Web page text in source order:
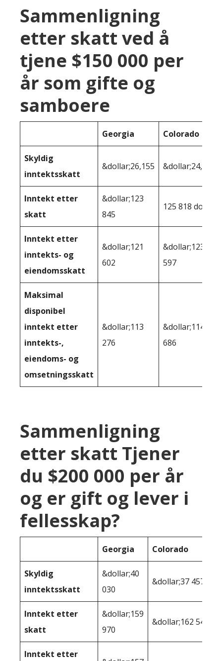
Sammenligning
etter skatt ved å
tjene $150 000 per
år som gifte og
samboere
Georgia Colorado
Skyldig
inntektsskatt
&dollar;26,155 &dollar;24,182
Inntekt etter
skatt
&dollar;123
845
125 818 dollar
Inntekt etter
inntekts- og
eiendomsskatt
&dollar;121
602
&dollar;123
597
Maksimal
disponibel
inntekt etter
inntekts-,
eiendoms- og
omsetningsskatt
&dollar;113
276
&dollar;114
686
Sammenligning
etter skatt Tjener
du $200 000 per år
og er gift og lever i
fellesskap?
Georgia Colorado
Skyldig
inntektsskatt
&dollar;40
030
&dollar;37 457
Inntekt etter
skatt
&dollar;159
970
&dollar;162 543
Inntekt etter